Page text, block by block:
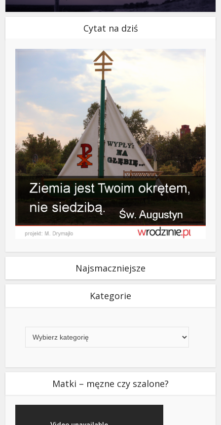
Cytat na dziś
Najsmaczniejsze
Kategorie
Matki – męzne czy szalone?